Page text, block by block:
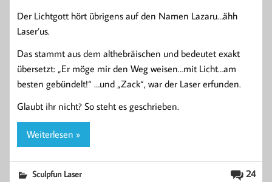
Der Lichtgott hört übrigens auf den Namen Lazaru…ähh
Laser’us.
Das stammt aus dem althebräischen und bedeutet exakt
übersetzt: „Er möge mir den Weg weisen…mit Licht…am
besten gebündelt!“ …und „Zack“, war der Laser erfunden.
Glaubt ihr nicht? So steht es geschrieben.
Weiterlesen »
24
Sculpfun Laser